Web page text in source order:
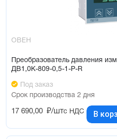
ОВЕН
Преобразователь давления
ДВ1,0К-809-0,5-1-Р-R
Под заказ
Срок производства 2 дня
17 690,00 ₽/штс НДС В